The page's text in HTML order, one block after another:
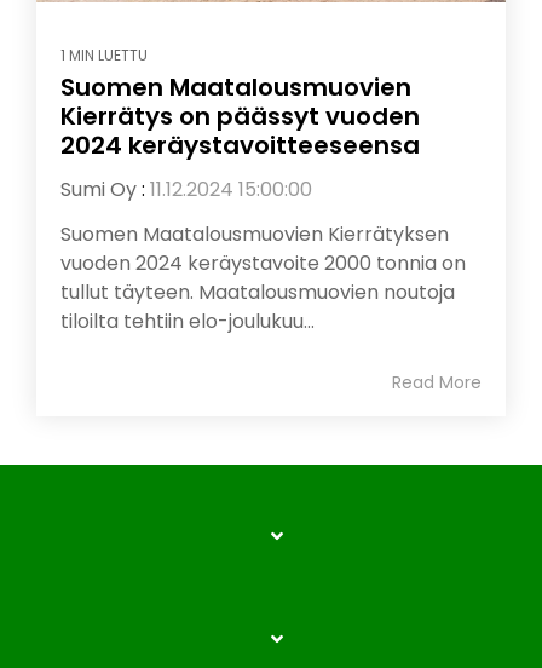
1 MIN LUETTU
Suomen Maatalousmuovien
Kierrätys on päässyt vuoden
2024 keräystavoitteeseensa
Sumi Oy: 11.12.2024 15:00:00
Suomen Maatalousmuovien Kierrätyksen
vuoden 2024 keräystavoite 2000 tonnia on
tullut täyteen. Maatalousmuovien noutoja
tiloilta tehtiin elo-joulukuu...
Read More